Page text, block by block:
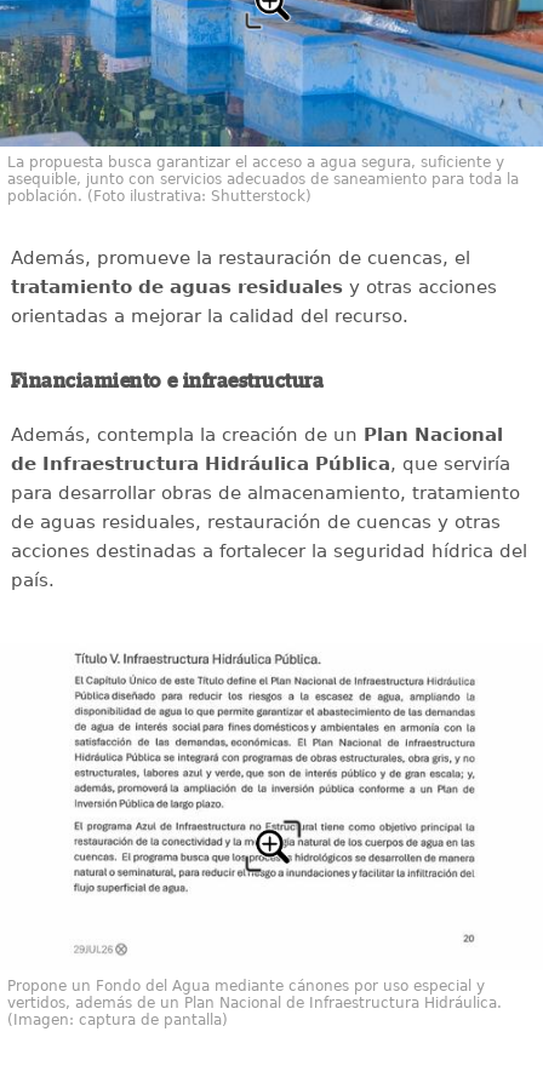
La propuesta busca garantizar el acceso a agua segura, suficiente y
asequible, junto con servicios adecuados de saneamiento para toda la
población. (Foto ilustrativa: Shutterstock)
Además, promueve la restauración de cuencas, el
tratamiento de aguas residualesy otras acciones
orientadas a mejorar la calidad del recurso.
Financiamiento e infraestructura
Además, contempla la creación de un Plan Nacional
de Infraestructura Hidráulica Pública, que serviría
para desarrollar obras de almacenamiento, tratamiento
de aguas residuales, restauración de cuencas y otras
acciones destinadas a fortalecer la seguridad hídrica del
país.
Propone un Fondo del Agua mediante cánones por uso especial y
vertidos, además de un Plan Nacional de Infraestructura Hidráulica.
(Imagen: captura de pantalla)